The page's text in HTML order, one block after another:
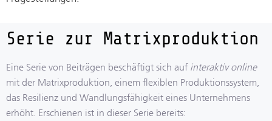
Serie zur Matrixproduktion
Eine Serie von Beiträgen beschäftigt sich auf interaktiv online
mit der Matrixproduktion, einem flexiblen Produktionssystem,
das Resilienz und Wandlungsfähigkeit eines Unternehmens
erhöht. Erschienen ist in dieser Serie bereits: